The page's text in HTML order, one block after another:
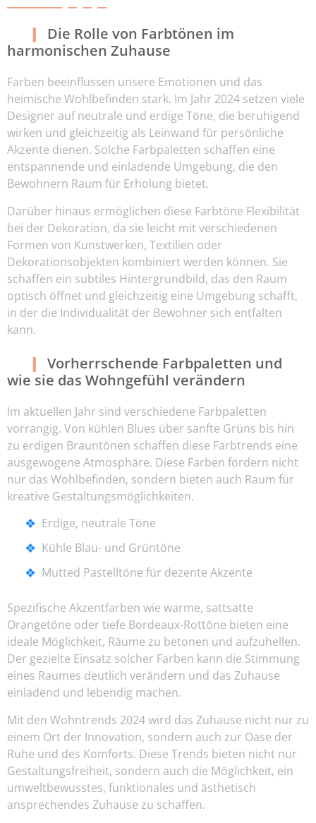
Die Rolle von Farbtönen im
harmonischen Zuhause
Farben beeinflussen unsere Emotionen und das
heimische Wohlbefinden stark. Im Jahr 2024 setzen viele
Designer auf neutrale und erdige Töne, die beruhigend
wirken und gleichzeitig als Leinwand für persönliche
Akzente dienen. Solche Farbpaletten schaffen eine
entspannende und einladende Umgebung, die den
Bewohnern Raum für Erholung bietet.
Darüber hinaus ermöglichen diese Farbtöne Flexibilität
bei der Dekoration, da sie leicht mit verschiedenen
Formen von Kunstwerken, Textilien oder
Dekorationsobjekten kombiniert werden können. Sie
schaffen ein subtiles Hintergrundbild, das den Raum
optisch öffnet und gleichzeitig eine Umgebung schafft,
in der die Individualität der Bewohner sich entfalten
kann.
Vorherrschende Farbpaletten und
wie sie das Wohngefühl verändern
Im aktuellen Jahr sind verschiedene Farbpaletten
vorrangig. Von kühlen Blues über sanfte Grüns bis hin
zu erdigen Brauntönen schaffen diese Farbtrends eine
ausgewogene Atmosphäre. Diese Farben fördern nicht
nur das Wohlbefinden, sondern bieten auch Raum für
kreative Gestaltungsmöglichkeiten.
Erdige, neutrale Töne
Kühle Blau- und Grüntöne
Mutted Pastelltöne für dezente Akzente
Spezifische Akzentfarben wie warme, sattsatte
Orangetöne oder tiefe Bordeaux-Rottöne bieten eine
ideale Möglichkeit, Räume zu betonen und aufzuhellen.
Der gezielte Einsatz solcher Farben kann die Stimmung
eines Raumes deutlich verändern und das Zuhause
einladend und lebendig machen.
Mit den Wohntrends 2024 wird das Zuhause nicht nur zu
einem Ort der Innovation, sondern auch zur Oase der
Ruhe und des Komforts. Diese Trends bieten nicht nur
Gestaltungsfreiheit, sondern auch die Möglichkeit, ein
umweltbewusstes, funktionales und ästhetisch
ansprechendes Zuhause zu schaffen.